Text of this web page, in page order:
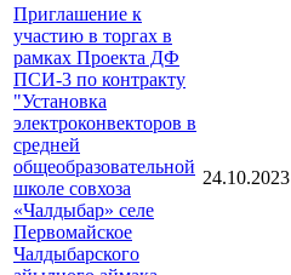
Приглашение к
участию в торгах в
рамках Проекта ДФ
ПСИ-3 по контракту
"Установка
электроконвекторов в
средней
общеобразовательной
школе совхоза
«Чалдыбар» селе
Первомайское
Чалдыбарского
24.10.2023